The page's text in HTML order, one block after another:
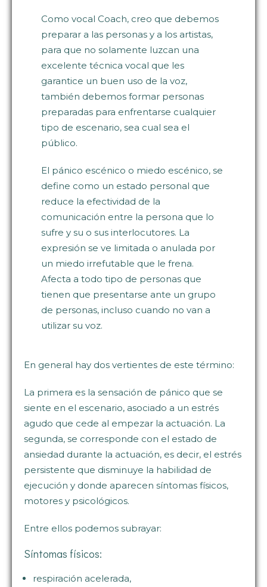
Como vocal Coach, creo que debemos
preparar a las personas y a los artistas,
para que no solamente luzcan una
excelente técnica vocal que les
garantice un buen uso de la voz,
también debemos formar personas
preparadas para enfrentarse cualquier
tipo de escenario, sea cual sea el
público.
El pánico escénico o miedo escénico, se
define como un estado personal que
reduce la efectividad de la
comunicación entre la persona que lo
sufre y su o sus interlocutores. La
expresión se ve limitada o anulada por
un miedo irrefutable que le frena.
Afecta a todo tipo de personas que
tienen que presentarse ante un grupo
de personas, incluso cuando no van a
utilizar su voz.
En general hay dos vertientes de este término:
La primera es la sensación de pánico que se
siente en el escenario, asociado a un estrés
agudo que cede al empezar la actuación. La
segunda, se corresponde con el estado de
ansiedad durante la actuación, es decir, el estrés
persistente que disminuye la habilidad de
ejecución y donde aparecen síntomas físicos,
motores y psicológicos.
Entre ellos podemos subrayar:
Síntomas físicos:
respiración acelerada,